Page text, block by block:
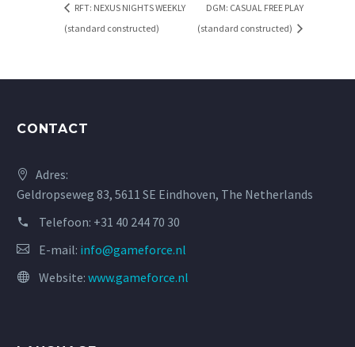
RFT: NEXUS NIGHTS WEEKLY
(standard constructed)
DGM: CASUAL FREE PLAY
(standard constructed)
CONTACT
Adres:
Geldropseweg 83, 5611 SE Eindhoven, The Netherlands
Telefoon: +31 40 244 70 30
E-mail: info@gameforce.nl
Website: www.gameforce.nl